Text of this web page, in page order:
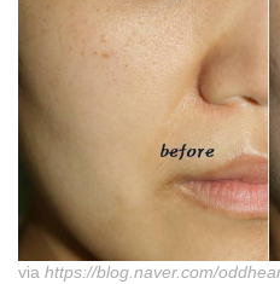
via https://blog.naver.com/